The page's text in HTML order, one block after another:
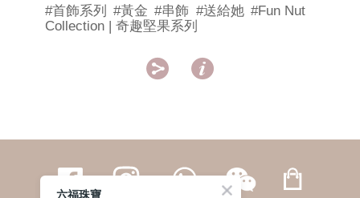
#首飾系列 #黃金 #串飾 #送給她 #Fun Nut
Collection | 奇趣堅果系列
 
六福珠寶